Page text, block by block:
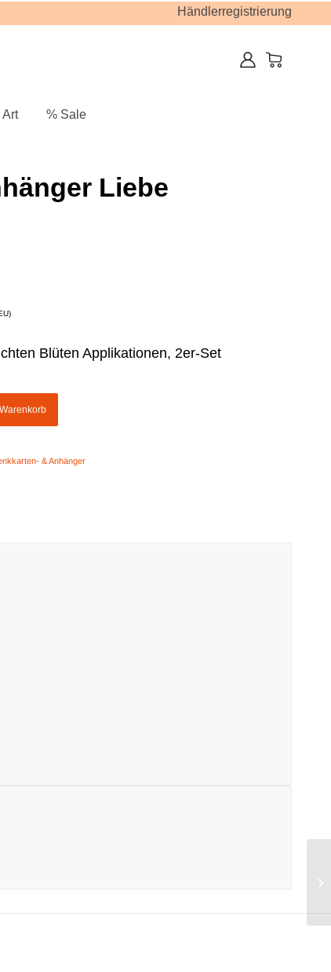
Händlerregistrierung
Art % Sale
Liebe
Blüten Applikationen, 2er-Set
& Anhänger